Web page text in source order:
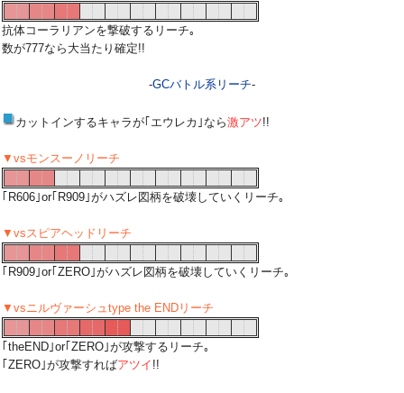
抗体コーラリアンを撃破するリーチ｡
数が777なら大当たり確定!!
-GCバトル系リーチ-
カットインするキャラが｢エウレカ｣なら激アツ!!
▼vsモンスーノリーチ
｢R606｣or｢R909｣がハズレ図柄を破壊していくリーチ｡
▼vsスピアヘッドリーチ
｢R909｣or｢ZERO｣がハズレ図柄を破壊していくリーチ｡
▼vsニルヴァーシュtype the ENDリーチ
｢theEND｣or｢ZERO｣が攻撃するリーチ｡
｢ZERO｣が攻撃すればアツイ !!